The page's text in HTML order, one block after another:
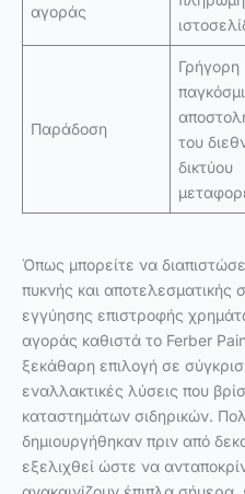
αγοράς
Παράδοση
Γρήγορη
του
δικτύου
Όπως μπορείτε να
πυκνής και αποτελεσματικής
εγγύησης επιστροφής
αγοράς καθιστά το Ferber
ξεκάθαρη επιλογή σε
εναλλακτικές λύσεις που
καταστημάτων σιδηρικών.
δημιουργήθηκαν πριν από
εξελιχθεί ώστε να